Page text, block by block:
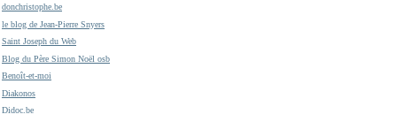
donchristophe.be
le blog de Jean-Pierre Snyers
Saint Joseph du Web
Blog du Père Simon Noël osb
Benoît-et-moi
Diakonos
Didoc.be